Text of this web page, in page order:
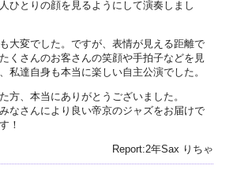
ひとりの顔を見るようにして演奏しまし
大変でした。ですが、表情が見える距離で
くさんのお客さんの笑顔や手拍子などを見
私達自身も本当に楽しい自主公演でした。
方、本当にありがとうございました。
なさんにより良い帝京のジャズをお届けで
！
Report:2年Sax りちゃ